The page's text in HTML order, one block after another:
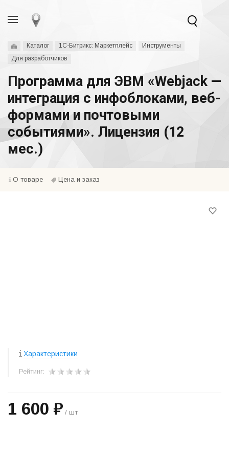
Каталог 1С-Битрикс: Маркетплейс
Инструменты
Для разработчиков
Программа для ЭВМ «Webjack —
интеграция с инфоблоками, веб-
формами и почтовыми
событиями». Лицензия (12
мес.)
О товаре Цена и заказ
Характеристики
Рейтинг:
1 600 ₽ / шт